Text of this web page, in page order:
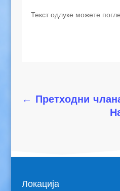
Текст одлуке можете
← Претходни
Локација